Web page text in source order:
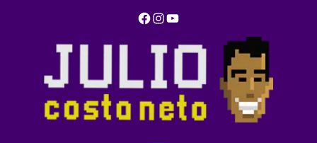
Facebook Instagram YouTube